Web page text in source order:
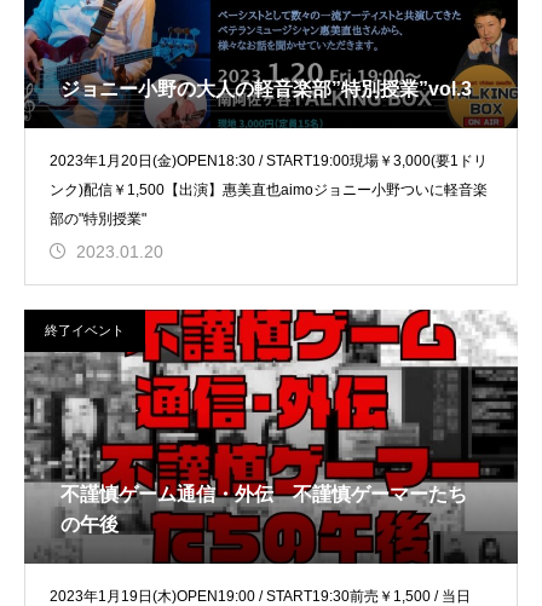
ジョニー小野の大人の軽音楽部”特別授業”vol.3
2023年1月20日(金)OPEN18:30 / START19:00現場￥3,000(要1ドリ
ンク)配信￥1,500【出演】惠美直也aimoジョニー小野ついに軽音楽
部の"特別授業"
2023.01.20
終了イベント
不謹慎ゲーム通信・外伝 不謹慎ゲーマーたち
の午後
2023年1月19日(木)OPEN19:00 / START19:30前売￥1,500 / 当日